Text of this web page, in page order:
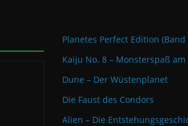
Planetes Perfect Edition (Band
Kaiju No. 8 – Monsterspaß
Dune – Der Wüstenplanet
Die Faust des Condors
Alien – Die